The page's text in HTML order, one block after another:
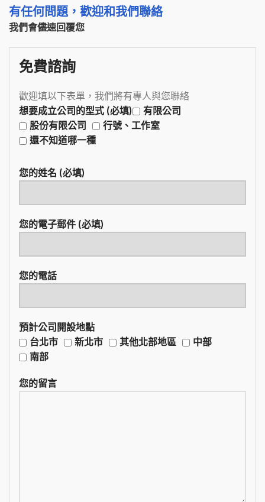
有任何問題，歡迎和我們聯絡
我們會儘速回覆您
免費諮詢
歡迎填以下表單，我們將有專人與您聯絡
想要成立公司的型式 (必填)
有限公司
股份有限公司
行號、工作室
還不知道哪一種
您的姓名 (必填)
您的電子郵件 (必填)
您的電話
預計公司開設地點
台北市
新北市 其他北部地區
中部
南部
您的留言